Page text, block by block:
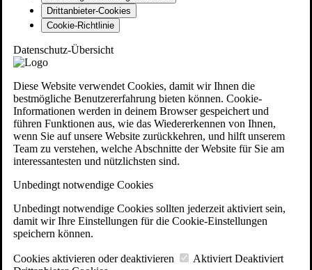
Drittanbieter-Cookies
Cookie-Richtlinie
Datenschutz-Übersicht
Diese Website verwendet Cookies, damit wir Ihnen die
bestmögliche Benutzererfahrung bieten können. Cookie-
Informationen werden in deinem Browser gespeichert und
führen Funktionen aus, wie das Wiedererkennen von Ihnen,
wenn Sie auf unsere Website zurückkehren, und hilft unserem
Team zu verstehen, welche Abschnitte der Website für Sie am
interessantesten und nützlichsten sind.
Unbedingt notwendige Cookies
Unbedingt notwendige Cookies sollten jederzeit aktiviert sein,
damit wir Ihre Einstellungen für die Cookie-Einstellungen
speichern können.
Cookies aktivieren oder deaktivieren Aktiviert Deaktiviert